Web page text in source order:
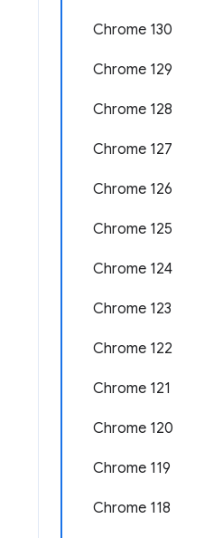
Chrome 130
Chrome 129
Chrome 128
Chrome 127
Chrome 126
Chrome 125
Chrome 124
Chrome 123
Chrome 122
Chrome 121
Chrome 120
Chrome 119
Chrome 118